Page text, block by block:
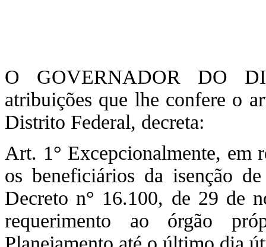
O GOVERNADOR DO
atribuições que lhe confere o
Distrito Federal, decreta:
Art. 1° Excepcionalmente, em
os beneficiários da isenção
Decreto n° 16.100, de 29 de
requerimento ao órgão